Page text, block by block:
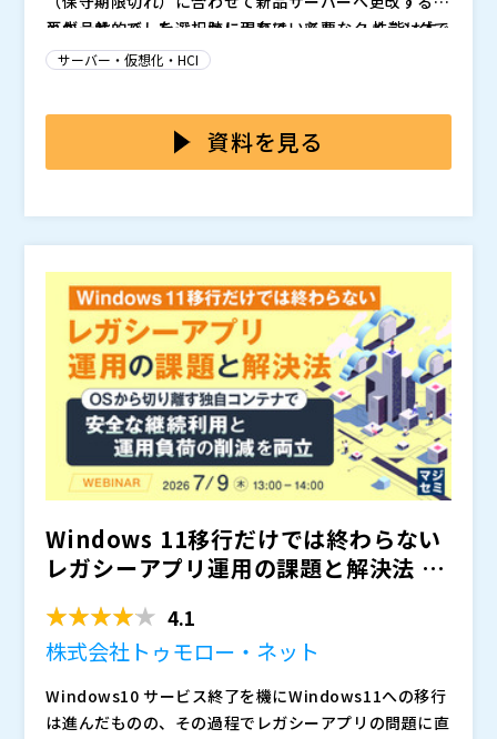
とが一般的でした。しかし現在は、必要なタイミングで
必要なサーバーを調達できるとは限らず、更改計画や新
や事業インフラを支える企業では、新品サーバーの納期
が読めない中でも、EOSL対応や新規稼働を進めなけれ
サーバーは単なる一時しのぎではなく、現実的な選択肢
として検討されるようになっています。 いま求められ
ているのは、単に新品サーバーを待つことではなく、を
見極める視点です。
再生品サーバーを選択肢に入れていても、 ・性能は本
当に十分なのか ・品質面で業務利用に耐えられるのか
切れないケースは少なくありません。 また、現場では
「新品は安心」「再生品は不安」というイメージが残っ
では最新機種が必ずしも必要とは限らず、用途や要件に
よっては、前世代・再生品サーバーでも実務上十分な選
択肢となる場合があります。 重要なのは、再生品を
「安いから選ぶ」「新品がないから仕方なく選ぶ」ので
はなく、です。
生品サーバーをどのように活用できるのかを解説しま
す。 前世代・再生品サーバーについて、性能・品質・
用途であれば業務利用の選択肢になり得るのかを整理し
ます。 あわせて、システムの重要度や用途に応じて、
・基幹系システムは新品 ・情報系システムは再生品 ・
開発環境やDR環境はレンタルや延命保守 といったよう
に、選択肢を使い分けるについてもご紹介します。 新
品のみを前提とするのではなく、用途に応じて最適な手
段を選択することで、納期・コスト・品質のバランスを
取る考え方をお伝えします。
対応を担当している方 ・新品サーバーの納期長期化に
より、更改計画や新規導入計画が影響を受けている方
・再生品サーバーを検討しているが、性能や品質面に不
安を感じている方 ・再生品を選択肢に入れているもの
の、最終判断に踏み切れずにいる方 ・レンタルや延命
保守も含めて、現実的な活用方法を検討したい方 ・社
内説明や意思決定に必要な判断材料を求めている方
AI需要による供給逼迫が続く中で、EOSL対応やシステ
ム更改をどのように進めるべきか、その判断材料を整理
できます。 また、再生品サーバーについて、 ・性能面
で実務利用に耐えられるのか ・品質や保守体制はどの
ように評価すべきか ・どの用途であれば現実的な選択
肢になり得るのか といった観点を理解し、自社環境に
照らして判断するための視点を得られます。 さらに、
新品・再生品・レンタル・延命保守をシステムの重要度
に応じて使い分けるTier別活用戦略の考え方も学べま
す。
ネットワンネクスト株式会社（ ）
マジセミ株式会社（）
※共催、協賛、協力、講演企業は将来的に追加、削除さ
れる可能性があります。
サーバー・仮想化・HCI
資料を見る
Windows 11移行だけでは終わらない
レガシーアプリ運用の課題と解決法 ～
4.1
株式会社トゥモロー・ネット
Windows10 サービス終了を機にWindows11への移行
は進んだものの、その過程でレガシーアプリの問題に直